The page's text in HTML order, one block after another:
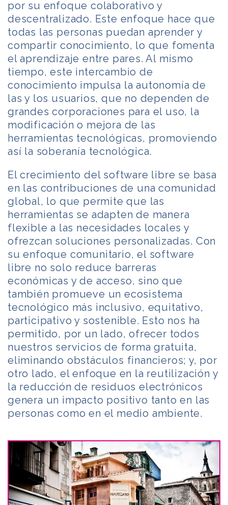
por su enfoque colaborativo y
descentralizado. Este enfoque hace que
todas las personas puedan aprender y
compartir conocimiento, lo que fomenta
el aprendizaje entre pares. Al mismo
tiempo, este intercambio de
conocimiento impulsa la autonomía de
las y los usuarios, que no dependen de
grandes corporaciones para el uso, la
modificación o mejora de las
herramientas tecnológicas, promoviendo
así la soberanía tecnológica.
El crecimiento del software libre se basa
en las contribuciones de una comunidad
global, lo que permite que las
herramientas se adapten de manera
flexible a las necesidades locales y
ofrezcan soluciones personalizadas. Con
su enfoque comunitario, el software
libre no solo reduce barreras
económicas y de acceso, sino que
también promueve un ecosistema
tecnológico más inclusivo, equitativo,
participativo y sostenible. Esto nos ha
permitido, por un lado, ofrecer todos
nuestros servicios de forma gratuita,
eliminando obstáculos financieros; y, por
otro lado, el enfoque en la reutilización y
la reducción de residuos electrónicos
genera un impacto positivo tanto en las
personas como en el medio ambiente.